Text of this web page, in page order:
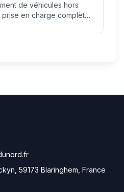
de véhicules hors
en charge complète
59173 Blaringhem, France